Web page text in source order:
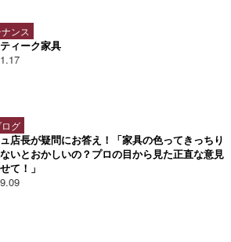
ンス
ィーク家具
グ
店長が疑問にお答え！「家具の色ってきっちり
いとおかしいの？プロの目から見た正直な意見
て！」